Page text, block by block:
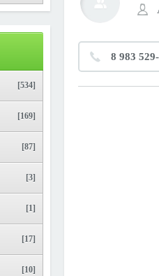
[534]
[169]
[87]
[3]
[1]
[17]
[10]
8 983